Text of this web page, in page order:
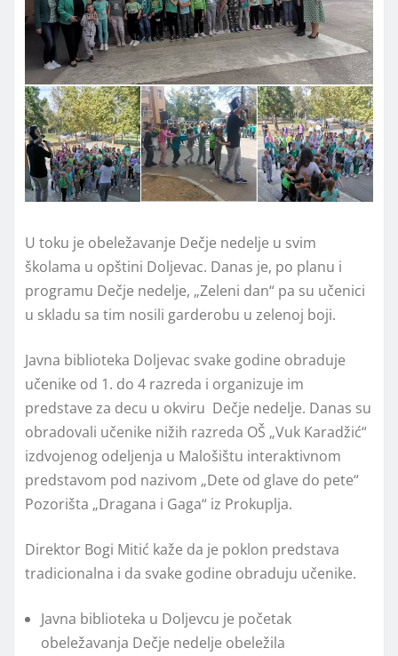
U toku je obeležavanje Dečje nedelje u svim
školama u opštini Doljevac. Danas je, po planu i
programu Dečje nedelje, „Zeleni dan“ pa su učenici
u skladu sa tim nosili garderobu u zelenoj boji.
Javna biblioteka Doljevac svake godine obraduje
učenike od 1. do 4 razreda i organizuje im
predstave za decu u okviru Dečje nedelje. Danas su
obradovali učenike nižih razreda OŠ „Vuk Karadžić“
izdvojenog odeljenja u Malošištu interaktivnom
predstavom pod nazivom „Dete od glave do pete“
Pozorišta „Dragana i Gaga“ iz Prokuplja.
Direktor Bogi Mitić kaže da je poklon predstava
tradicionalna i da svake godine obraduju učenike.
Javna biblioteka u Doljevcu je početak
obeležavanja Dečje nedelje obeležila